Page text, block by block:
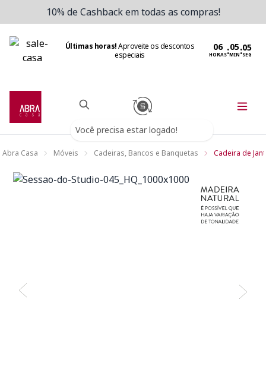
10% de Cashback em todas as compras!
Últimas horas!Aproveite os descontos
especiais
HORAS:MIN:SEG
Você precisa estar logado!
Abra Casa Móveis Cadeiras, Bancos e Banquetas Cadeira de